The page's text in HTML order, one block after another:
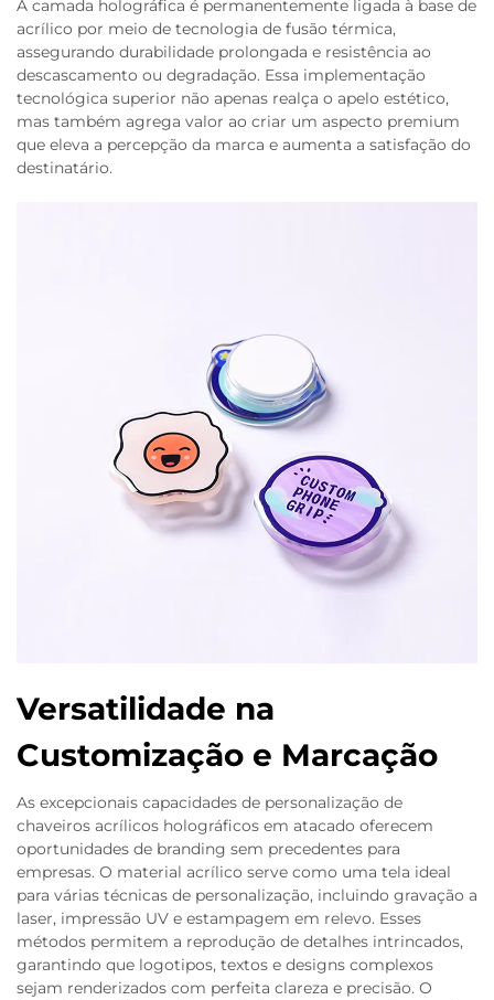
A camada holográfica é permanentemente ligada à base de
acrílico por meio de tecnologia de fusão térmica,
assegurando durabilidade prolongada e resistência ao
descascamento ou degradação. Essa implementação
tecnológica superior não apenas realça o apelo estético,
mas também agrega valor ao criar um aspecto premium
que eleva a percepção da marca e aumenta a satisfação do
destinatário.
Versatilidade na
Customização e Marcação
As excepcionais capacidades de personalização de
chaveiros acrílicos holográficos em atacado oferecem
oportunidades de branding sem precedentes para
empresas. O material acrílico serve como uma tela ideal
para várias técnicas de personalização, incluindo gravação a
laser, impressão UV e estampagem em relevo. Esses
métodos permitem a reprodução de detalhes intrincados,
garantindo que logotipos, textos e designs complexos
sejam renderizados com perfeita clareza e precisão. O